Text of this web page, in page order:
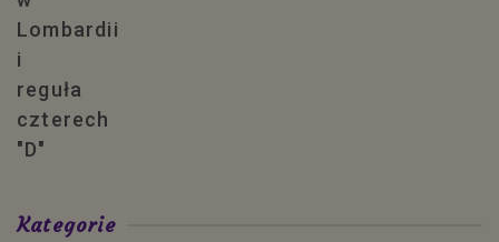
Kategorie